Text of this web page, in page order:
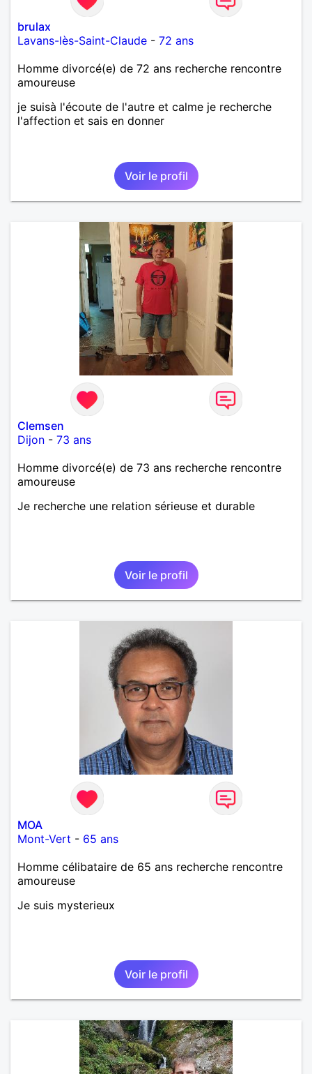
brulax
Lavans-lès-Saint-Claude - 72 ans
Homme divorcé(e) de 72 ans recherche rencontre
amoureuse
je suisà l'écoute de l'autre et calme je recherche
l'affection et sais en donner
Voir le profil
Clemsen
Dijon - 73 ans
Homme divorcé(e) de 73 ans recherche rencontre
amoureuse
Je recherche une relation sérieuse et durable
Voir le profil
MOA
Mont-Vert - 65 ans
Homme célibataire de 65 ans recherche rencontre
amoureuse
Je suis mysterieux
Voir le profil